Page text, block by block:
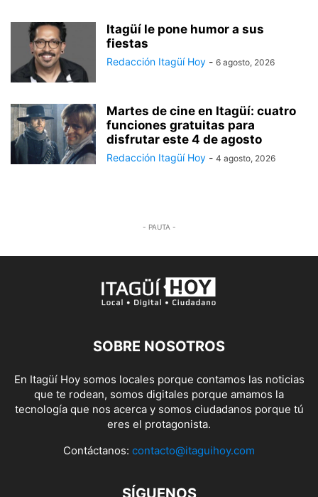
Itagüí le pone humor a sus
fiestas
Redacción Itagüí Hoy - 6 agosto, 2026
Martes de cine en Itagüí: cuatro
funciones gratuitas para
disfrutar este 4 de agosto
Redacción Itagüí Hoy - 4 agosto, 2026
- PAUTA -
SOBRE NOSOTROS
En Itagüí Hoy somos locales porque contamos las noticias
que te rodean, somos digitales porque amamos la
tecnología que nos acerca y somos ciudadanos porque tú
eres el protagonista.
Contáctanos: contacto@itaguihoy.com
SÍGUENOS